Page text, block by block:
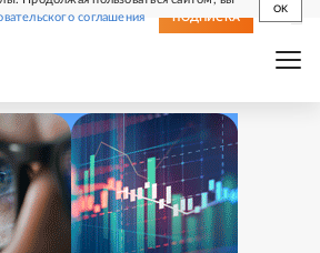
соглашения
OK
ПОДПИСКА